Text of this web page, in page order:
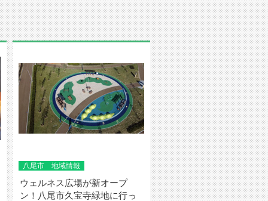
八尾市 地域情報
ウェルネス広場が新オープ
ン！八尾市久宝寺緑地に行っ